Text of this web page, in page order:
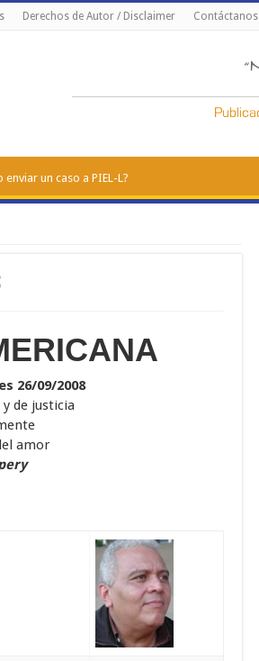
Derechos de Autor / Disclaimer Contáctanos
enviar un caso a PIEL-L?
26/09/2008
de justicia
amor